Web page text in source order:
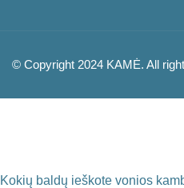
© Copyright 2024 KAMĖ. All
Kokių baldų ieškote vonios